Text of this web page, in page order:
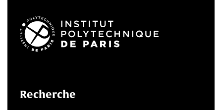
Recherche